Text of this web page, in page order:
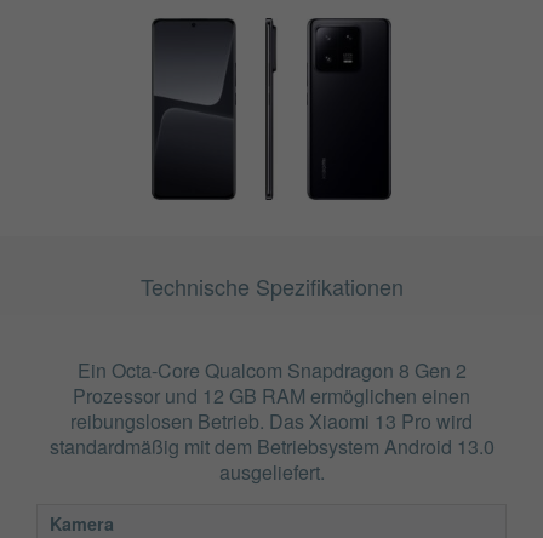
Technische Spezifikationen
Ein Octa-Core Qualcom Snapdragon 8 Gen 2
Prozessor und 12 GB RAM ermöglichen einen
reibungslosen Betrieb. Das Xiaomi 13 Pro wird
standardmäßig mit dem Betriebsystem Android 13.0
ausgeliefert.
Kamera